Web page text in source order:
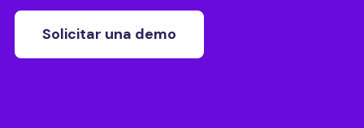
Solicitar una demo